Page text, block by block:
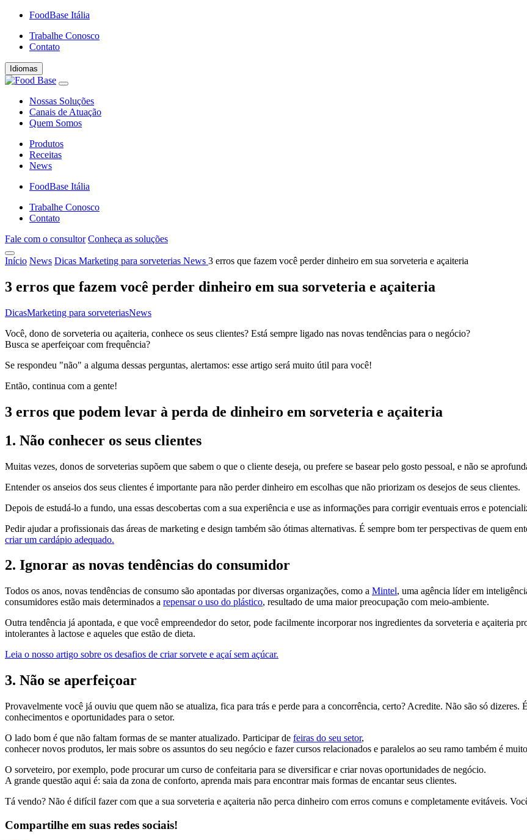
FoodBase Itália
Trabalhe Conosco
Contato
Idiomas
Nossas Soluções
Canais de Atuação
Quem Somos
Produtos
Receitas
News
FoodBase Itália
Trabalhe Conosco
Contato
Fale com o consultor Conheça as soluções
Início News Dicas Marketing para sorveterias News 3 erros que fazem você perder dinheiro em sua sorveteria e açaiteria
3 erros que fazem você perder dinheiro em sua sorveteria e açaiteria
DicasMarketing para sorveteriasNews
Você, dono de sorveteria ou açaiteria, conhece os seus clientes? Está sempre ligado nas novas tendências para o negócio?
Busca se aperfeiçoar com frequência?
Se respondeu "não" a alguma dessas perguntas, alertamos: esse artigo será muito útil para você!
Então, continua com a gente!
3 erros que podem levar à perda de dinheiro em sorveteria e açaiteria
1. Não conhecer os seus clientes
Muitas vezes, donos de sorveterias supõem que sabem o que o cliente deseja, ou prefere se basear pelo gosto pessoal, e não se
Entender os anseios dos seus clientes é importante para não perder dinheiro em escolhas que não priorizam os desejos de seus clientes.
Depois de estudá-lo a fundo, una essas descobertas com a sua experiência e use as informações para corrigir eventuais erros e
Pedir ajudar a profissionais das áreas de marketing e design também são ótimas alternativas. É sempre bom ter perspectivas de quem
criar um cardápio adequado.
2. Ignorar as novas tendências do consumidor
Todos os anos, novas tendências de consumo são apontadas por diversas organizações, como a Mintel, uma agência líder em
consumidores estão mais determinados a repensar o uso do plástico, resultado de uma maior preocupação com meio-ambiente.
Outra tendência já apontada, e que você empreendedor do setor, pode facilmente incorporar nos ingredientes da sorveteria e açaiteria
intolerantes à lactose e aqueles que estão de dieta.
Leia o nosso artigo sobre os desafios de criar sorvete e açaí sem açúcar.
3. Não se aperfeiçoar
Provavelmente você já ouviu que quem não se atualiza, fica para trás e perde para a concorrência, certo? Acredite. Não são só dizeres.
conhecimentos e oportunidades para o setor.
O lado bom é que não faltam formas de se manter atualizado. Participar de feiras do seu setor,
conhecer novos produtos, ler mais sobre os assuntos do seu negócio e fazer cursos relacionados e paralelos ao seu ramo também é
O sorveteiro, por exemplo, pode procurar um curso de confeitaria para se diversificar e criar novas oportunidades de negócio.
A grande questão aqui é: saia da zona de conforto, aprenda mais para encontrar mais formas de encantar seus clientes.
Tá vendo? Não é difícil fazer com que a sua sorveteria e açaiteria não perca dinheiro com erros comuns e completamente evitáveis.
Compartilhe em suas redes sociais!